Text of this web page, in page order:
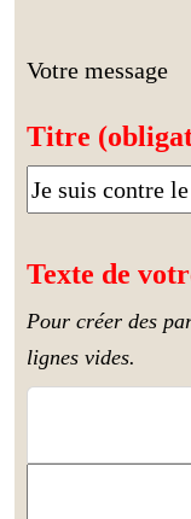
Votre message
Titre
Texte de
Pour créer des
lignes vides.